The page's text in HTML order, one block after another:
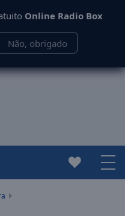
Online Radio Box
Não, obrigado